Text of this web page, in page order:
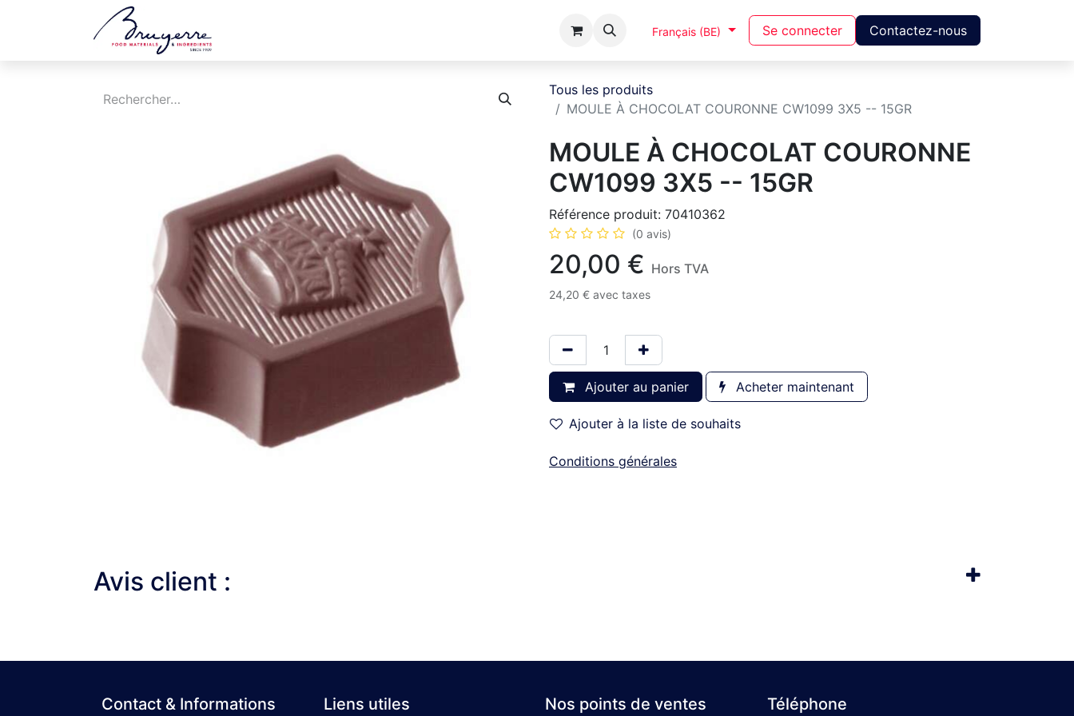
A Propos Français (BE) Se connecter Contactez-nous
Tous les produits
MOULE À CHOCOLAT COURONNE CW1099 3X5 -- 15GR
MOULE À CHOCOLAT COURONNE
CW1099 3X5 -- 15GR
Référence produit: 70410362
(0 avis)
20,00 € Hors TVA
24,20 € avec taxes
Ajouter au panier Acheter maintenant
Ajouter à la liste de souhaits
Conditions générales
Avis client :
Contact & Informations Liens utiles Téléphone
Nos points de ventes